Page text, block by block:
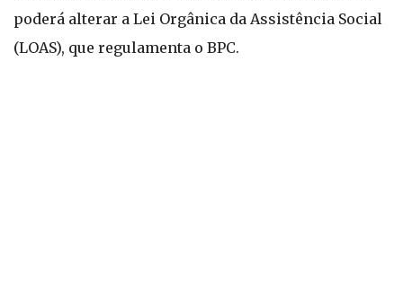
poderá alterar a Lei Orgânica da Assistência Social
(LOAS), que regulamenta o BPC.